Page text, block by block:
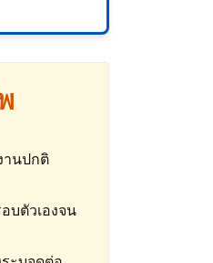
านปกติ
บตัวเองจน